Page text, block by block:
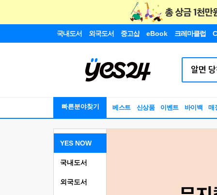
국내도서 외국도서 중고샵 eBook 크레마클럽
빠른분야찾기 베스트 신상품 이벤트 바이백 매
YES NOW
국내도서
외국도서